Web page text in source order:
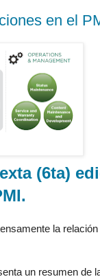
en el
(6ta)
la
un resumen de